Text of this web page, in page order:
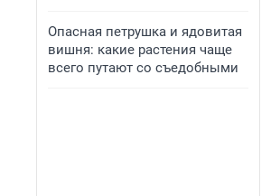
Опасная петрушка и ядовитая
вишня: какие растения чаще
всего путают со съедобными